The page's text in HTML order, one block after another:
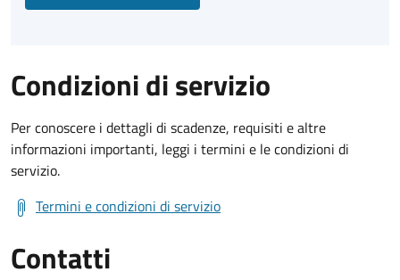
Condizioni di servizio
Per conoscere i dettagli di scadenze, requisiti e altre
informazioni importanti, leggi i termini e le condizioni di
servizio.
Termini e condizioni di servizio
Contatti